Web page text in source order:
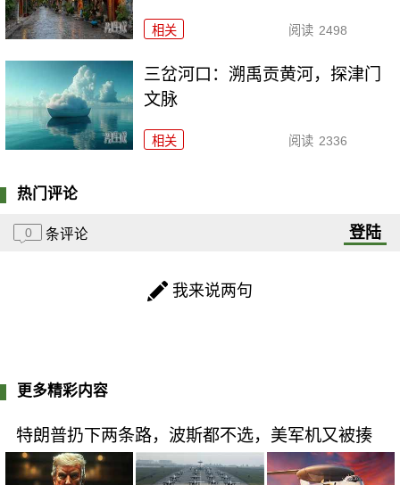
相关 阅读 2498
三岔河口：溯禹贡黄河，探津门
文脉
相关 阅读 2336
热门评论
0 条评论 登陆
我来说两句
更多精彩内容
特朗普扔下两条路，波斯都不选，美军机又被揍